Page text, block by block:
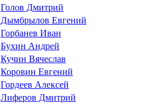
Голов Дмитрий
Дымбрылов Евгений
Горбанев Иван
Бухин Андрей
Кучин Вячеслав
Коровин Евгений
Гордеев Алексей
Лиферов Дмитрий